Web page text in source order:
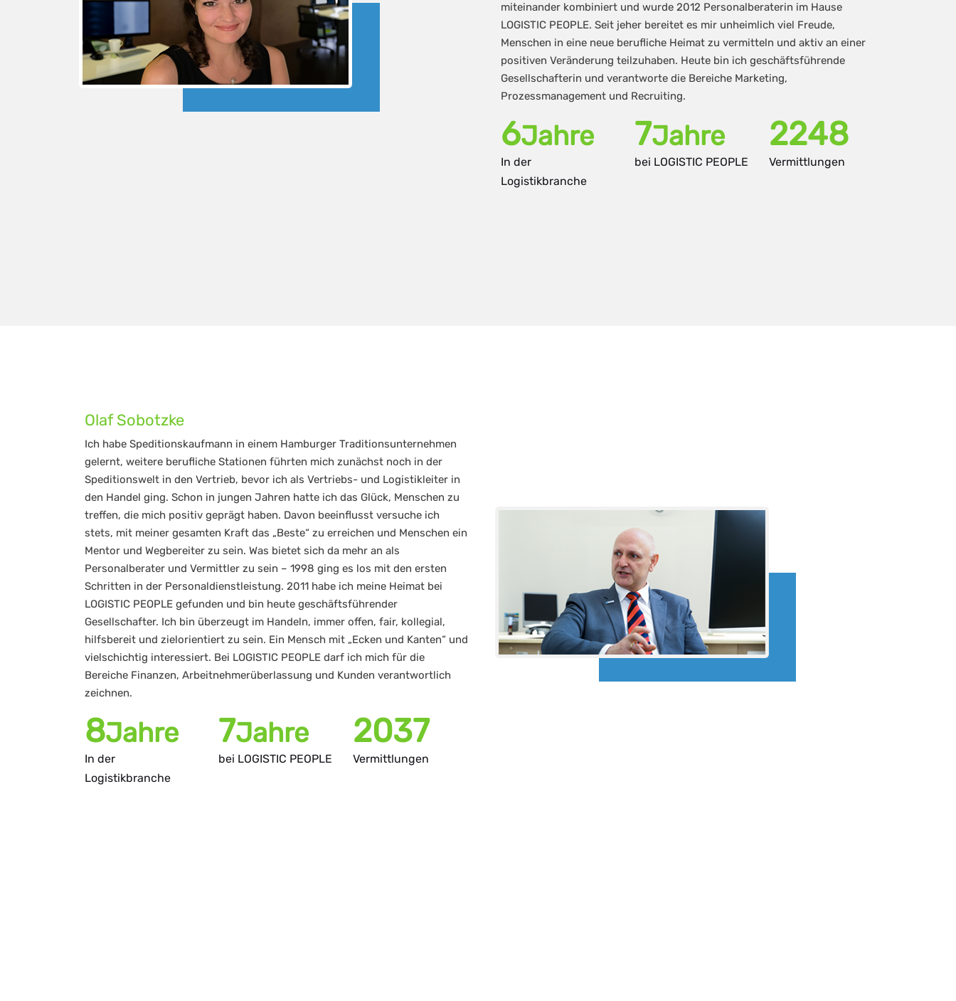
miteinander kombiniert und wurde 2012 Personalberaterin im Hause
LOGISTIC PEOPLE. Seit jeher bereitet es mir unheimlich viel Freude,
Menschen in eine neue berufliche Heimat zu vermitteln und aktiv an einer
positiven Veränderung teilzuhaben. Heute bin ich geschäftsführende
Gesellschafterin und verantworte die Bereiche Marketing,
Prozessmanagement und Recruiting.
9Jahre
In der
Logistikbranche
11Jahre
bei LOGISTIC PEOPLE
3258
Vermittlungen
Olaf Sobotzke
Ich habe Speditionskaufmann in einem Hamburger Traditionsunternehmen
gelernt, weitere berufliche Stationen führten mich zunächst noch in der
Speditionswelt in den Vertrieb, bevor ich als Vertriebs- und Logistikleiter in
den Handel ging. Schon in jungen Jahren hatte ich das Glück, Menschen zu
treffen, die mich positiv geprägt haben. Davon beeinflusst versuche ich
stets, mit meiner gesamten Kraft das „Beste“ zu erreichen und Menschen ein
Mentor und Wegbereiter zu sein. Was bietet sich da mehr an als
Personalberater und Vermittler zu sein – 1998 ging es los mit den ersten
Schritten in der Personaldienstleistung. 2011 habe ich meine Heimat bei
LOGISTIC PEOPLE gefunden und bin heute geschäftsführender
Gesellschafter. Ich bin überzeugt im Handeln, immer offen, fair, kollegial,
hilfsbereit und zielorientiert zu sein. Ein Mensch mit „Ecken und Kanten“ und
vielschichtig interessiert. Bei LOGISTIC PEOPLE darf ich mich für die
Bereiche Finanzen, Arbeitnehmerüberlassung und Kunden verantwortlich
zeichnen.
14Jahre
In der
Logistikbranche
12Jahre
bei LOGISTIC PEOPLE
3184
Vermittlungen